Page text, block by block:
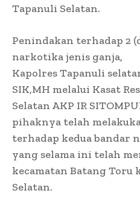
Tapanuli Selatan.
Penindakan terhadap 2
narkotika jenis ganja,
Kapolres Tapanuli
SIK,MH melalui Kasat
Selatan AKP IR
pihaknya telah
terhadap kedua bandar
yang selama ini telah
kecamatan Batang Toru
Selatan.